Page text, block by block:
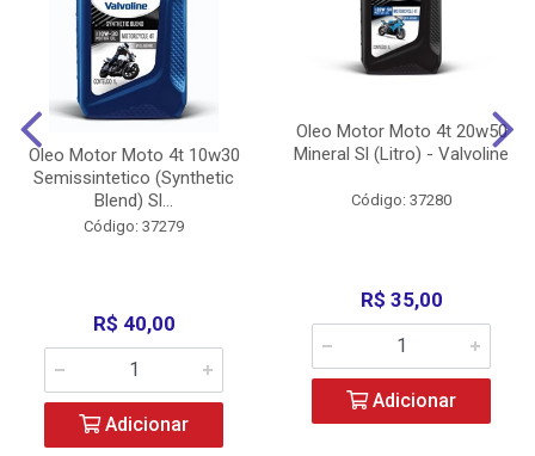
Oleo Motor Moto 4t 10w30
Semissintetico (Synthetic
Blend) Sl...
Código: 37279
R$ 40,00
Adicionar
Oleo Motor Moto 4t 20w50
Mineral Sl (Litro) - Valvoline
Código: 37280
R$ 35,00
Adicionar